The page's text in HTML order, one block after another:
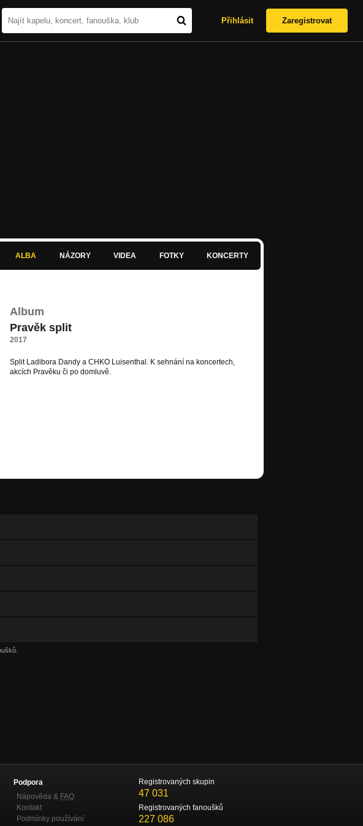
Přihlásit Zaregistrovat
ALBA NÁZORY VIDEA FOTKY KONCERTY
Album
Pravěk split
2017
Split Ladibora Dandy a CHKO Luisenthal. K sehnání na koncertech,
akcích Pravěku či po domluvě.
Podpora
Nápověda & FAQ
Kontakt
Podmínky používání
Registrovaných skupin
47 031
Registrovaných fanoušků
227 086